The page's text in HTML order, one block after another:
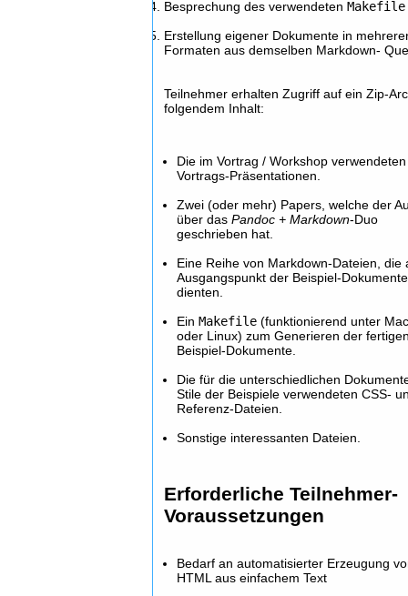
Besprechung des verwendetenMakefile
Erstellung eigener Dokumente in
Formaten aus demselben Markdown-
Teilnehmer erhalten Zugriff auf ein Zip-
folgendem Inhalt:
Die im Vortrag / Workshop verwendeten
Vortrags-Präsentationen.
Zwei (oder mehr) Papers, welche der
über dasPandoc + Markdown-Duo
geschrieben hat.
Eine Reihe von Markdown-Dateien, die
Ausgangspunkt der Beispiel-Dokumente
dienten.
EinMakefile (funktionierend unter
oder Linux) zum Generieren der
Beispiel-Dokumente.
Die für die unterschiedlichen
Stile der Beispiele verwendeten CSS-
Referenz-Dateien.
Sonstige interessanten Dateien.
Erforderliche Teilnehmer-
Voraussetzungen
Bedarf an automatisierter Erzeugung
HTML aus einfachem Text